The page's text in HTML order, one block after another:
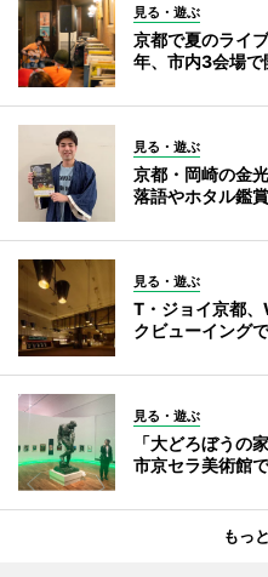
見る・遊ぶ
京都で夏のライ
年、市内3会場で
見る・遊ぶ
京都・岡崎の金
落語やホタル鑑
見る・遊ぶ
T・ジョイ京都
クビューイング
見る・遊ぶ
「大どろぼうの
市京セラ美術館
もっ